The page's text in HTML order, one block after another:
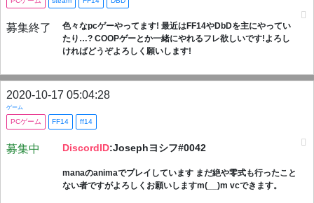
募集終了
色々なpcゲーやってます! 最近はFF14やDbDを主にやってい
たり…? COOPゲーとか一緒にやれるフレ欲しいです!よろし
ければどうぞよろしく願いします!
2020-10-17 05:04:28
ゲーム
PCゲーム FF14 ff14
募集中 DiscordID:Josephヨシフ#0042
manaのanimaでプレイしています まだ絶や零式も行ったこと
ない者ですがよろしくお願いしますm(__)m vcできます。